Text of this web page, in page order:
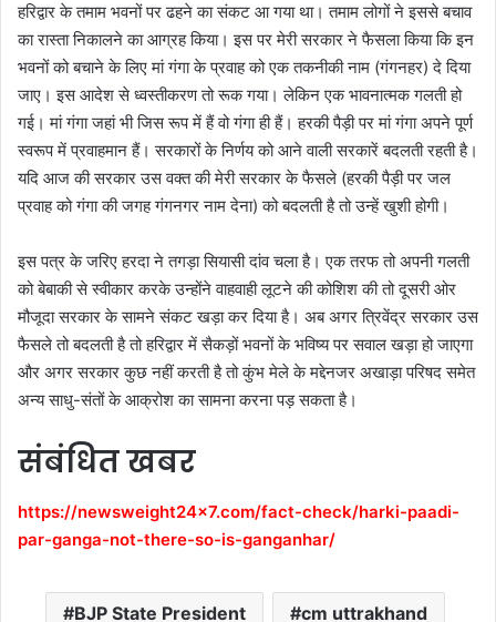
हरिद्वार के तमाम भवनों पर ढहने का संकट आ गया था। तमाम लोगों ने इससे बचाव
का रास्ता निकालने का आग्रह किया। इस पर मेरी सरकार ने फैसला किया कि इन
भवनों को बचाने के लिए मां गंगा के प्रवाह को एक तकनीकी नाम (गंगनहर) दे दिया
जाए। इस आदेश से ध्वस्तीकरण तो रूक गया। लेकिन एक भावनात्मक गलती हो
गई। मां गंगा जहां भी जिस रूप में हैं वो गंगा ही हैं। हरकी पैड़ी पर मां गंगा अपने पूर्ण
स्वरूप में प्रवाहमान हैं। सरकारों के निर्णय को आने वाली सरकारें बदलती रहती है।
यदि आज की सरकार उस वक्त की मेरी सरकार के फैसले (हरकी पैड़ी पर जल
प्रवाह को गंगा की जगह गंगनगर नाम देना) को बदलती है तो उन्हें खुशी होगी।
इस पत्र के जरिए हरदा ने तगड़ा सियासी दांव चला है। एक तरफ तो अपनी गलती
को बेबाकी से स्वीकार करके उन्होंने वाहवाही लूटने की कोशिश की तो दूसरी ओर
मौजूदा सरकार के सामने संकट खड़ा कर दिया है। अब अगर त्रिवेंद्र सरकार उस
फैसले तो बदलती है तो हरिद्वार में सैकड़ों भवनों के भविष्य पर सवाल खड़ा हो जाएगा
और अगर सरकार कुछ नहीं करती है तो कुंभ मेले के मद्देनजर अखाड़ा परिषद समेत
अन्य साधु-संतों के आक्रोश का सामना करना पड़ सकता है।
संबंधित खबर
https://newsweight24x7.com/fact-check/harki-paadi-
par-ganga-not-there-so-is-ganganhar/
BJP State President cm uttrakhand